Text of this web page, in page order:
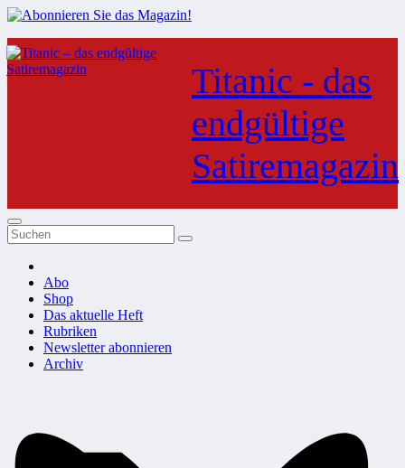
Zum
Inhalt
springen
Titanic - das
endgültige
Satiremagazin
Abo
Shop
Das aktuelle Heft
Rubriken
Newsletter abonnieren
Archiv